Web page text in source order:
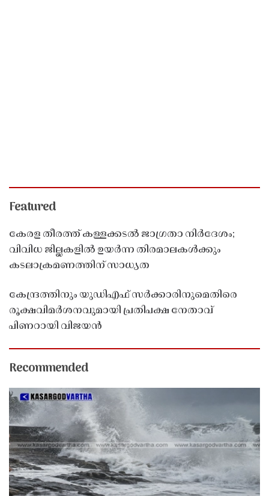
Featured
കേരള തീരത്ത് കള്ളക്കടൽ ജാഗ്രതാ നിർദേശം;
വിവിധ ജില്ലകളിൽ ഉയർന്ന തിരമാലകൾക്കും
കടലാക്രമണത്തിന് സാധ്യത
കേന്ദ്രത്തിനും യുഡിഎഫ് സർക്കാരിനുമെതിരെ
രൂക്ഷവിമർശനവുമായി പ്രതിപക്ഷ നേതാവ്
പിണറായി വിജയൻ
Recommended